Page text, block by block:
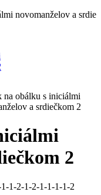
novomanželov a
2
1-2-1-2-1-1-1-1-2